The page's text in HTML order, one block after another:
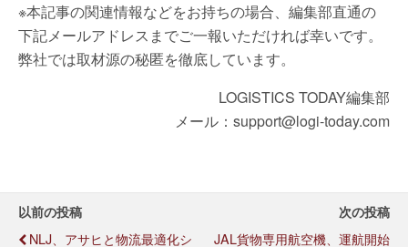
※本記事の関連情報などをお持ちの場合、編集部直通の
下記メールアドレスまでご一報いただければ幸いです。
弊社では取材源の秘匿を徹底しています。
LOGISTICS TODAY編集部
メール：support@logi-today.com
以前の投稿
NLJ、アサヒと物流最適化シ
次の投稿
JAL貨物専用航空機、運航開始